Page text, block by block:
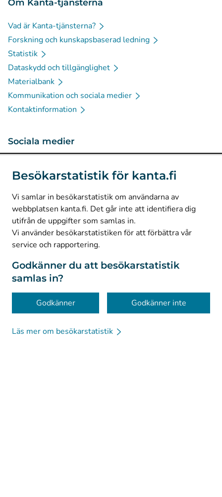
Besökarstatistik för kanta.fi
Vi samlar in besökarstatistik om användarna av
webbplatsen kanta.fi. Det går inte att identifiera dig
utifrån de uppgifter som samlas in.
Vi använder besökarstatistiken för att förbättra vår
service och rapportering.
Godkänner du att besökarstatistik
samlas in?
Godkänner Godkänner inte
Läs mer om besökarstatistik
Om Kanta-tjänsterna
Vad är Kanta-tjänsterna?
Forskning och kunskapsbaserad ledning
Statistik
Dataskydd och tillgänglighet
Materialbank
Kommunikation och sociala medier
Kontaktinformation
Sociala medier
LinkedIn(Avautuu uuteen välilehteen)
Facebook
Avautuu uuteen välilehteen)
© Kanta-Palvelut, Kansaneläkelaitos
Dataskydd
Om webbplatsen
Tillgänglighet
Kakor